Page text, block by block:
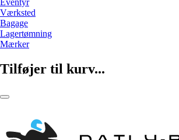
Værksted
Bagage
Lagertømning
Mærker
Tilføjer til kurv...